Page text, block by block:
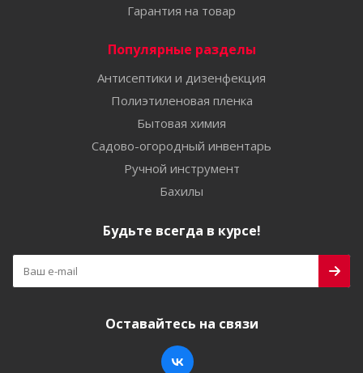
Гарантия на товар
Популярные разделы
Антисептики и дизенфекция
Полиэтиленовая пленка
Бытовая химия
Садово-огородный инвентарь
Ручной инструмент
Бахилы
Будьте всегда в курсе!
Оставайтесь на связи